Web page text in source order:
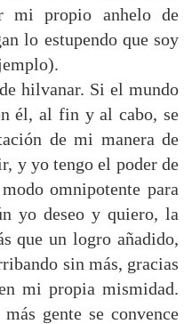
mi propio anhelo de
lo estupendo que soy
hilvanar. Si el mundo
él, al fin y al cabo, se
de mi manera de
y yo tengo el poder de
omnipotente para
yo deseo y quiero, la
que un logro añadido,
sin más, gracias
mi propia mismidad.
gente se convence